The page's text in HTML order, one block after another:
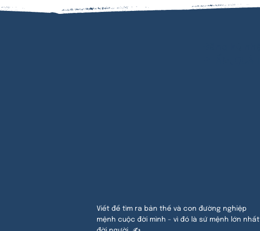
Viết để tìm ra bản thế và con đường nghiệp
mệnh cuộc đời mình - vì đó là sứ mệnh lớn nhất